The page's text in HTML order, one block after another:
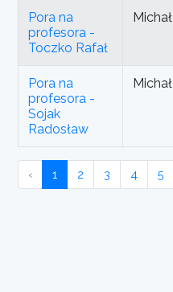
Pora na
profesora -
Toczko Rafał
Pora na
profesora -
Sojak
Radosław
‹ 1 2 3 4 5